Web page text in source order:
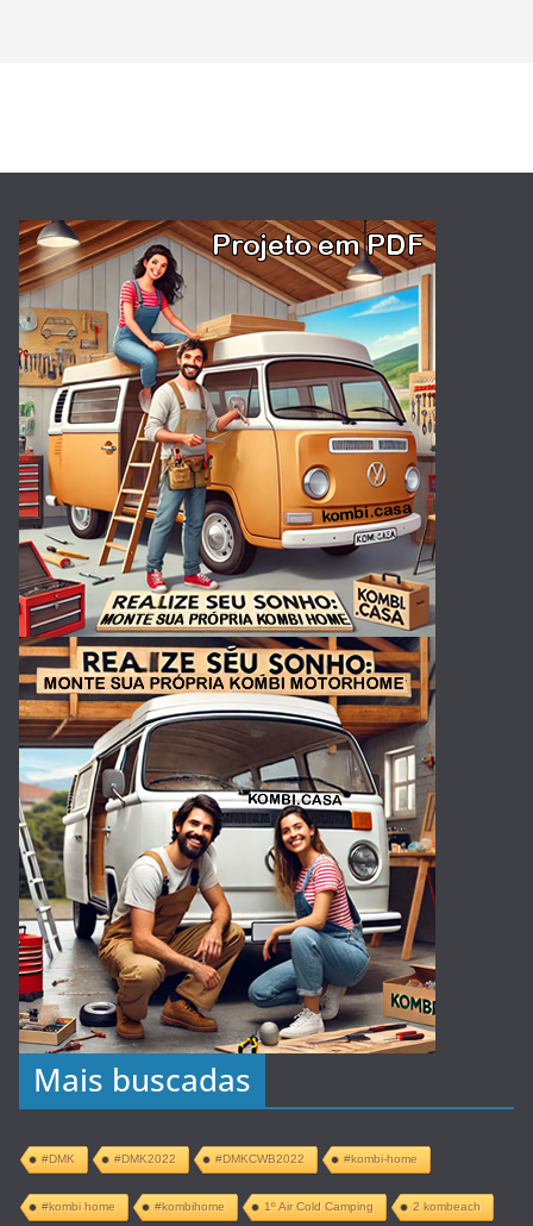
Mais buscadas
#DMK #DMK2022 #DMKCWB2022 #kombi-home
#kombi home #kombihome 1º Air Cold Camping 2 kombeach